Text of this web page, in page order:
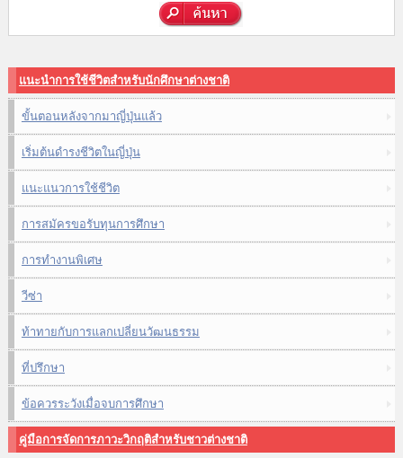
แนะนำการใช้ชีวิตสำหรับนักศึกษาต่างชาติ
ขั้นตอนหลังจากมาญี่ปุ่นแล้ว
เริ่มต้นดำรงชีวิตในญี่ปุ่น
แนะแนวการใช้ชีวิต
การสมัครขอรับทุนการศึกษา
การทำงานพิเศษ
วีซ่า
ท้าทายกับการแลกเปลี่ยนวัฒนธรรม
ที่ปรึกษา
ข้อควรระวังเมื่อจบการศึกษา
คู่มือการจัดการภาวะวิกฤติสำหรับชาวต่างชาติ